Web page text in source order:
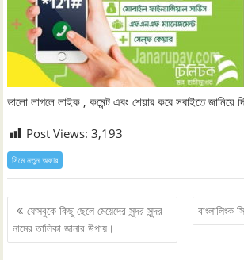
ভালো লাগলে লাইক , কমেন্ট এবং শেয়ার করে সবাইতে জানিয়ে
Post Views: 3,193
সিমে নতুন ‍অফার
Post
navigation
ফেসবুকে কিছু ছেলে মেয়েদের সুন্দর সুন্দর
নামের তালিকা জানার উপায়।
বাংলালিংক